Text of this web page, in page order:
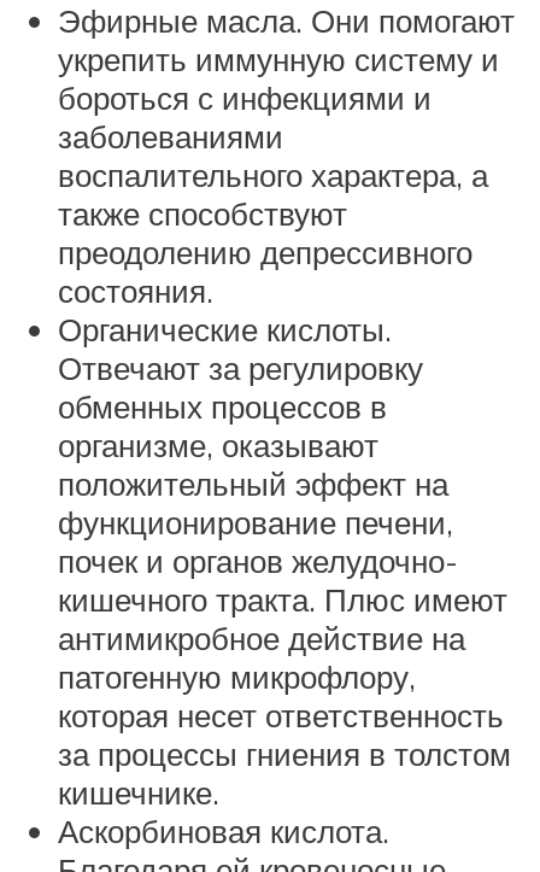
Эфирные масла. Они помогают
укрепить иммунную систему и
бороться с инфекциями и
заболеваниями
воспалительного характера, а
также способствуют
преодолению депрессивного
состояния.
Органические кислоты.
Отвечают за регулировку
обменных процессов в
организме, оказывают
положительный эффект на
функционирование печени,
почек и органов желудочно-
кишечного тракта. Плюс имеют
антимикробное действие на
патогенную микрофлору,
которая несет ответственность
за процессы гниения в толстом
кишечнике.
Аскорбиновая кислота.